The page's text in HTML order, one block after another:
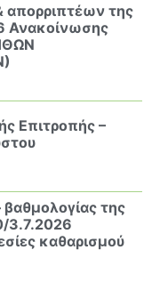
απορριπτέων της
Ανακοίνωσης
Επιτροπής –
της
3.7.2026
καθαρισμού